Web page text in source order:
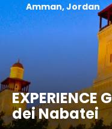
EXPERIENCE
dei Nabatei
Amman, Jordan